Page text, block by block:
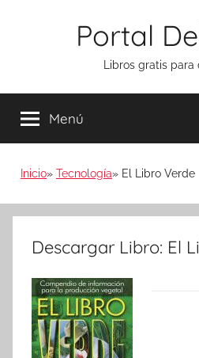
Portal
Libros gratis
Menú
Inicio Tecnología El Libro Verde
Descargar Libro: El